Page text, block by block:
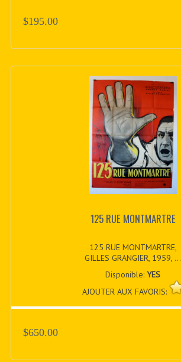
$195.00
125 RUE MONTMARTRE
125 RUE MONTMARTRE,
GILLES GRANGIER, 1959, ...
Disponible:YES
AJOUTER AUX FAVORIS:
$650.00